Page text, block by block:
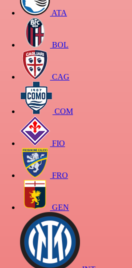
ATA
BOL
CAG
COM
FIO
FRO
GEN